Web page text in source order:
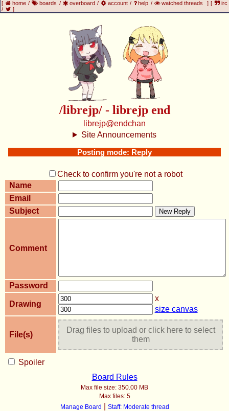
[ home / boards / overboard / account / help / watched threads ] [
irc
/
]
/librejp/ - librejp end
librejp@endchan
Site Announcements
Posting mode: Reply
Check to confirm you're not a robot
Name
Email
Subject
New Reply
Comment
Password
Drawing
x
size canvas
File(s)
Drag files to upload or click here to select
them
Spoiler
Board Rules
Max file size: 350.00 MB
Max files: 5
Manage Board
Staff: Moderate thread